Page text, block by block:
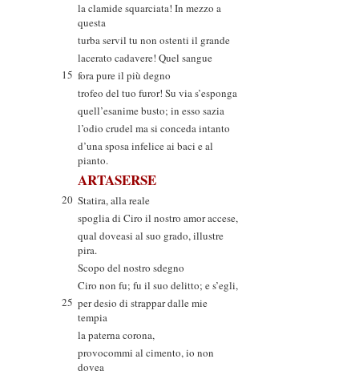
la clamide squarciata! In mezzo a
questa
turba servil tu non ostenti il grande
lacerato cadavere! Quel sangue
15 fora pure il più degno
trofeo del tuo furor! Su via s’esponga
quell’esanime busto; in esso sazia
l’odio crudel ma si conceda intanto
d’una sposa infelice ai baci e al
pianto.
ARTASERSE
20 Statira, alla reale
spoglia di Ciro il nostro amor accese,
qual doveasi al suo grado, illustre
pira.
Scopo del nostro sdegno
Ciro non fu; fu il suo delitto; e s’egli,
25 per desio di strappar dalle mie
tempia
la paterna corona,
provocommi al cimento, io non
dovea